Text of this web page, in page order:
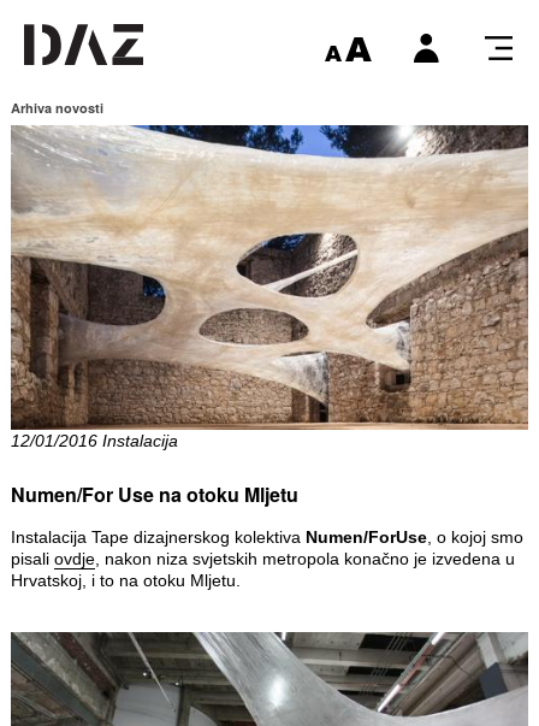
Arhiva novosti
12/01/2016 Instalacija
Numen/For Use na otoku Mljetu
Instalacija Tape dizajnerskog kolektiva Numen/ForUse, o kojoj smo
pisali ovdje, nakon niza svjetskih metropola konačno je izvedena u
Hrvatskoj, i to na otoku Mljetu.